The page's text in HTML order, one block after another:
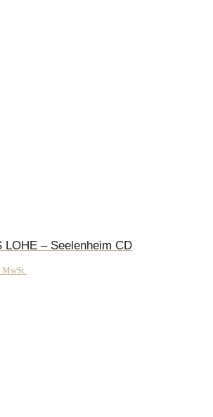
LOHE – Seelenheim CD